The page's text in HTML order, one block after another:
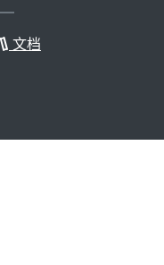
文档